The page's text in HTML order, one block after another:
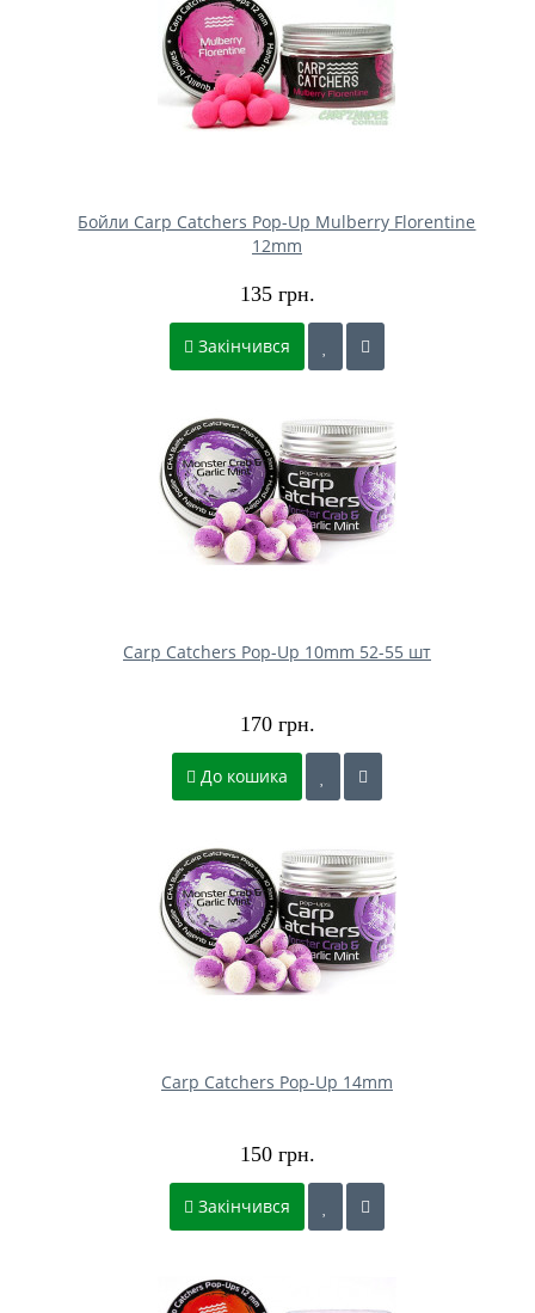
Бойли Carp Catchers Pop-Up Mulberry Florentine
12mm
135 грн.
Закінчився
Carp Catchers Pop-Up 10mm 52-55 шт
170 грн.
До кошика
Carp Catchers Pop-Up 14mm
150 грн.
Закінчився